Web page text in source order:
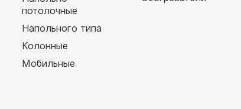
потолочные
Напольного типа
Колонные
Мобильные